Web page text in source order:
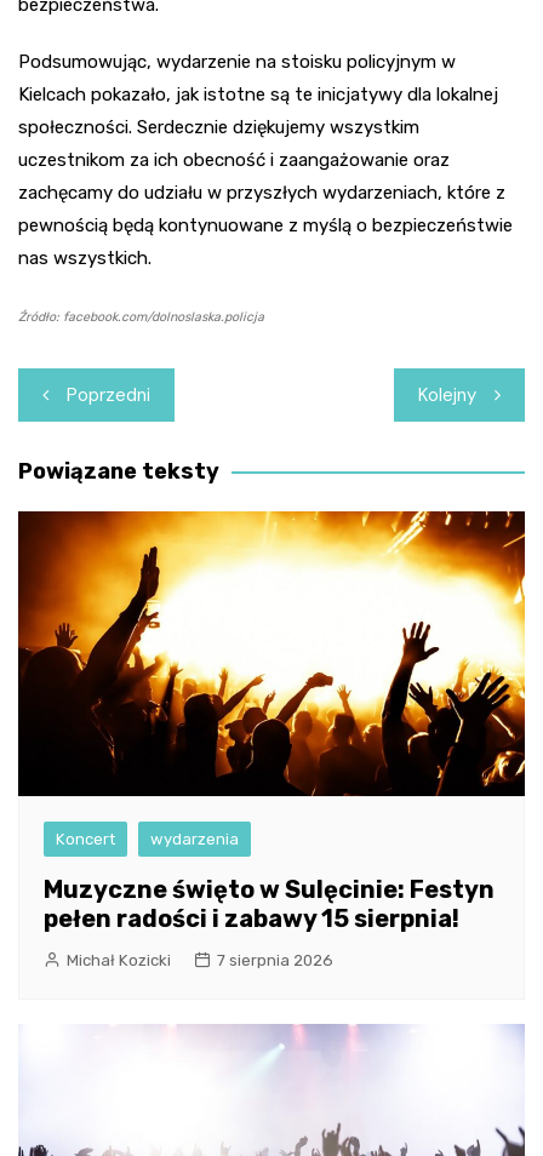
Podsumowując, wydarzenie na stoisku policyjnym w
Kielcach pokazało, jak istotne są te inicjatywy dla lokalnej
społeczności. Serdecznie dziękujemy wszystkim
uczestnikom za ich obecność i zaangażowanie oraz
zachęcamy do udziału w przyszłych wydarzeniach, które z
pewnością będą kontynuowane z myślą o bezpieczeństwie
nas wszystkich.
Źródło: facebook.com/dolnoslaska.policja
Nawigacja
wpisu
Poprzedni Kolejny
Powiązane teksty
Koncert wydarzenia
Muzyczne święto w Sulęcinie: Festyn
pełen radości i zabawy 15 sierpnia!
Michał Kozicki 7 sierpnia 2026